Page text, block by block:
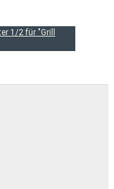
1/2 für "Grill